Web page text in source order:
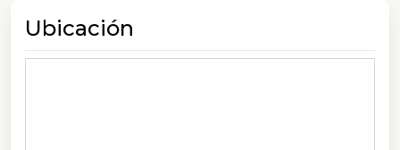
Ubicación